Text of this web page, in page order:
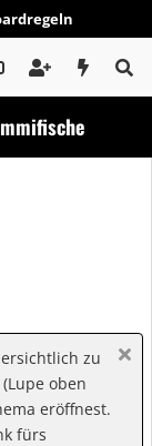
zu
oben
eröffnest.
fürs